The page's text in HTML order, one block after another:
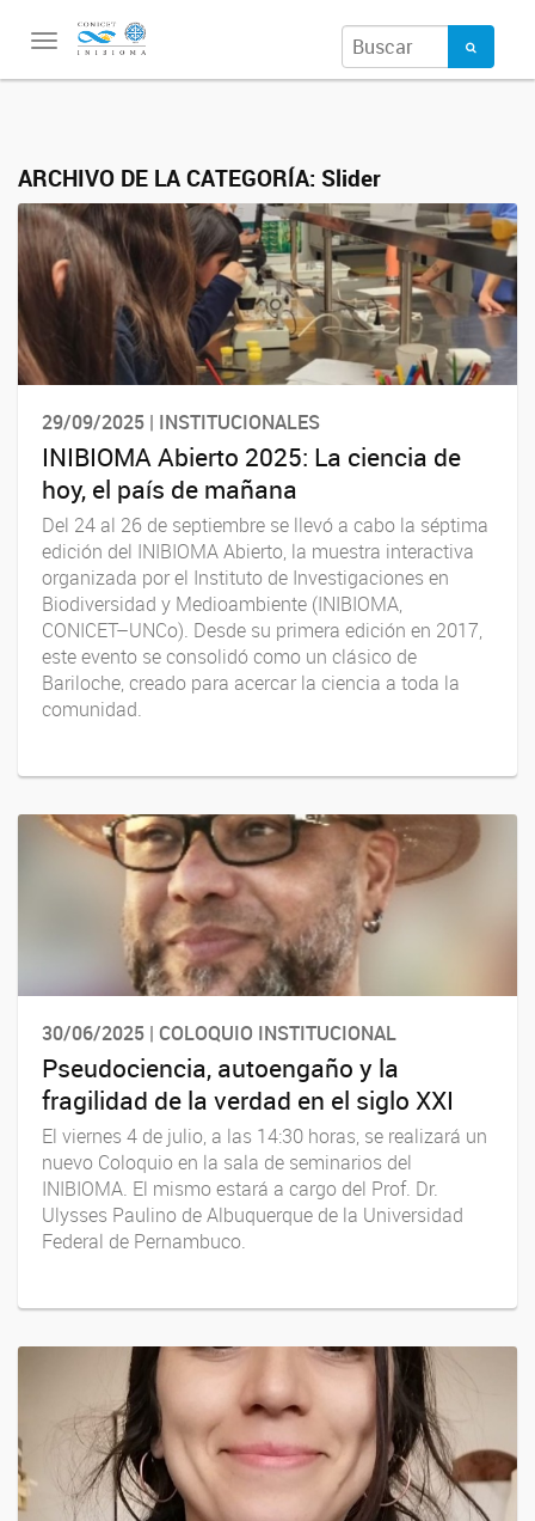
Toggle
ARCHIVO DE LA CATEGORÍA: Slider
29/09/2025 | INSTITUCIONALES
INIBIOMA Abierto 2025: La ciencia de
hoy, el país de mañana
Del 24 al 26 de septiembre se llevó a cabo la séptima
edición del INIBIOMA Abierto, la muestra interactiva
organizada por el Instituto de Investigaciones en
Biodiversidad y Medioambiente (INIBIOMA,
CONICET–UNCo). Desde su primera edición en 2017,
este evento se consolidó como un clásico de
Bariloche, creado para acercar la ciencia a toda la
comunidad.
30/06/2025 | COLOQUIO INSTITUCIONAL
Pseudociencia, autoengaño y la
fragilidad de la verdad en el siglo XXI
El viernes 4 de julio, a las 14:30 horas, se realizará un
nuevo Coloquio en la sala de seminarios del
INIBIOMA. El mismo estará a cargo del Prof. Dr.
Ulysses Paulino de Albuquerque de la Universidad
Federal de Pernambuco.